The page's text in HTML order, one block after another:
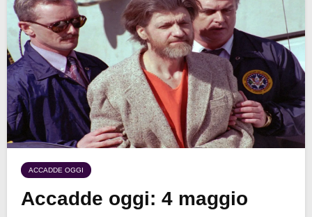
ACCADDE OGGI
Accadde oggi: 4 maggio